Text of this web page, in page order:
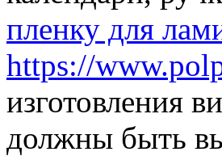
пленку для
https://
изготовления
должны быть